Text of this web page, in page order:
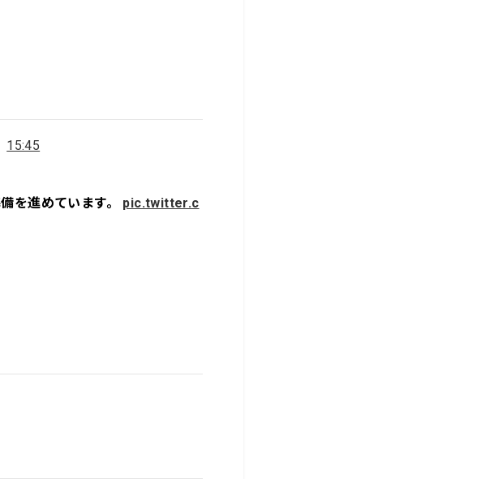
15:45
を進めています。 pic.twitter.c